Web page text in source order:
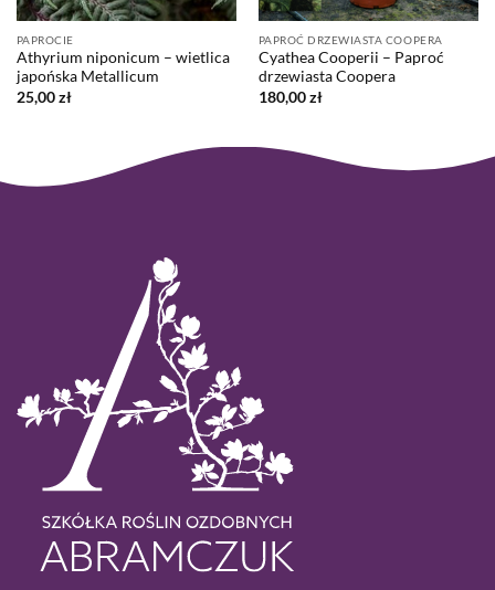
PAPROCIE
Athyrium niponicum – wietlica
japońska Metallicum
25,00zł
PAPROĆ DRZEWIASTA COOPERA
Cyathea Cooperii – Paproć
drzewiasta Coopera
180,00zł